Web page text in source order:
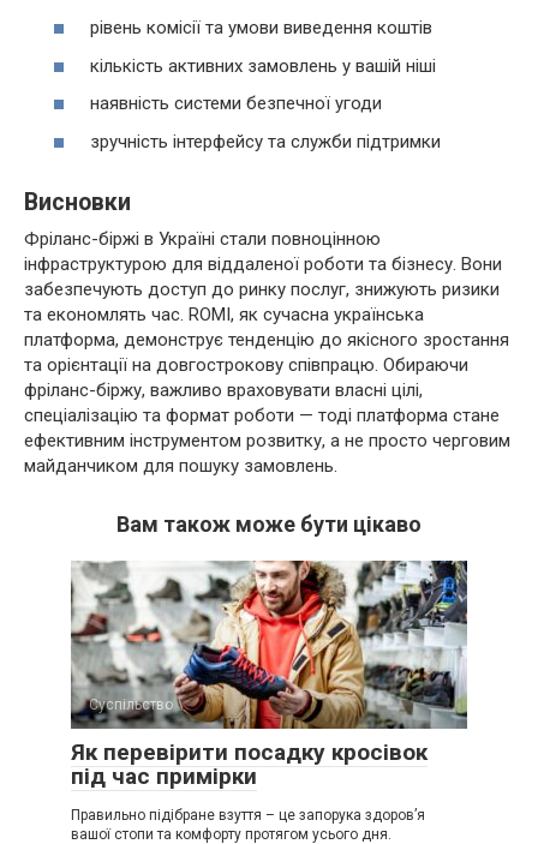
рівень комісії та умови виведення коштів
кількість активних замовлень у вашій ніші
наявність системи безпечної угоди
зручність інтерфейсу та служби підтримки
Висновки
Фріланс-біржі в Україні стали повноцінною
інфраструктурою для віддаленої роботи та бізнесу. Вони
забезпечують доступ до ринку послуг, знижують ризики
та економлять час. ROMI, як сучасна українська
платформа, демонструє тенденцію до якісного зростання
та орієнтації на довгострокову співпрацю. Обираючи
фріланс-біржу, важливо враховувати власні цілі,
спеціалізацію та формат роботи — тоді платформа стане
ефективним інструментом розвитку, а не просто черговим
майданчиком для пошуку замовлень.
Вам також може бути цікаво
Суспільство
Як перевірити посадку кросівок
під час примірки
Правильно підібране взуття – це запорука здоров’я
вашої стопи та комфорту протягом усього дня.